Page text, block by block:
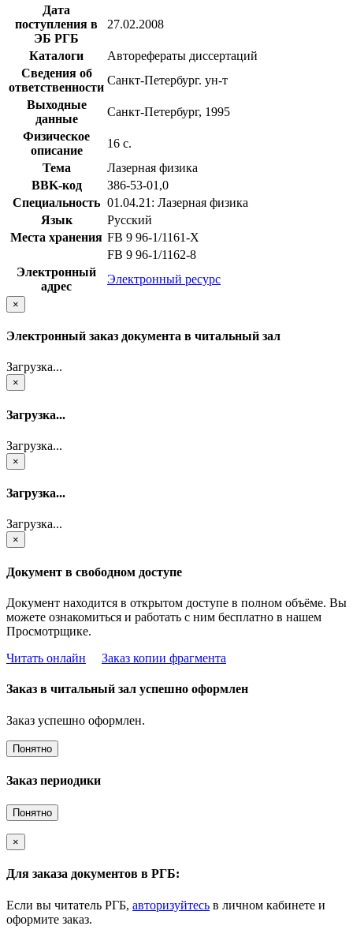
Дата
поступления в
ЭБ РГБ
27.02.2008
Каталоги
Авторефераты диссертаций
Сведения об
ответственности
Санкт-Петербург. ун-т
Выходные
данные
Санкт-Петербург, 1995
Физическое
описание
16 с.
Тема
Лазерная физика
BBK-код
З86-53-01,0
Специальность 01.04.21: Лазерная физика
Язык
Русский
Места хранения FB 9 96-1/1161-X
FB 9 96-1/1162-8
Электронный
адрес
Электронный ресурс
×
Электронный заказ документа в читальный зал
Загрузка...
×
Загрузка...
Загрузка...
×
Загрузка...
Загрузка...
×
Документ в свободном доступе
Документ находится в открытом доступе в полном объёме. Вы
можете ознакомиться и работать с ним бесплатно в нашем
Просмотрщике.
Читать онлайн
Заказ копии фрагмента
Заказ в читальный зал успешно оформлен
Заказ успешно оформлен.
Понятно
Заказ периодики
Понятно
×
Для заказа документов в РГБ:
Если вы читатель РГБ, авторизуйтесь в личном кабинете и
оформите заказ.